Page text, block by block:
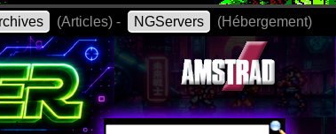
(Articles) - NGServers (Hébergement)